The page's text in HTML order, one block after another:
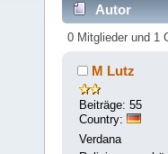
Autor
0 Mitglieder und 1
M Lutz
Beiträge: 55
Country:
Verdana